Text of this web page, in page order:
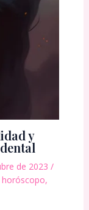
y
de 2023 /
horóscopo,